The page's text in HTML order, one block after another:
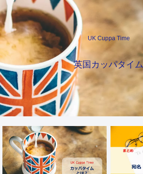
UK Cuppa Time
英国カッパタイム